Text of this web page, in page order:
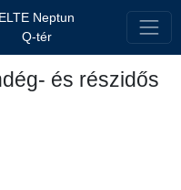
ELTE Neptun
Q-tér
és részidős